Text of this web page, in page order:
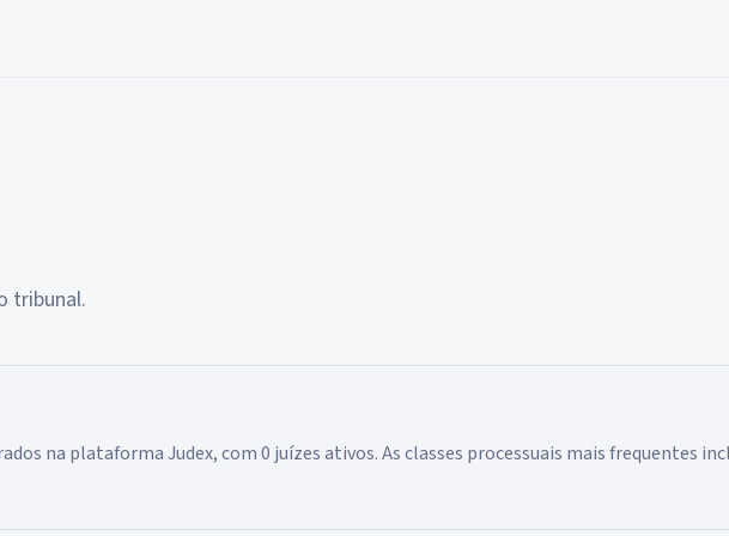
tribunal.
na plataforma Judex, com 0 juízes ativos. As classes processuais mais frequentes